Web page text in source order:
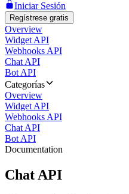
Iniciar Sesión
Regístrese gratis
Overview
Widget API
Webhooks API
Chat API
Bot API
Categorías
Overview
Widget API
Webhooks API
Chat API
Bot API
Documentation
Chat API